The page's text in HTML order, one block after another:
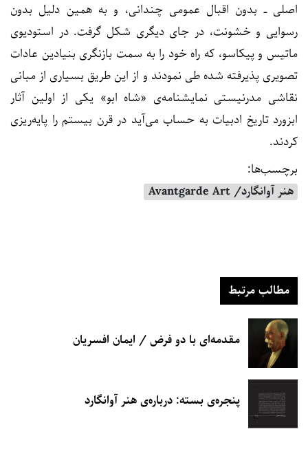
اصلی ــ بدون اقبال عمومی چندانی، و به همین دلیل بدون
رسوایی و خشونت، در جای دیگری شکل گرفت. در استودیوی
ماتیس و پیکاسو، که راه خود را به سمت بازنگری بنیادین عادات
تصویری پذیرفته شده طی نمودند و از این طریق بسیاری از مبانی
نقاشی مدرنیستی نمایشنامه‌ی «شاه ابو» یکی از اولین آثار
ابزورد تاریخ ادبیات به حساب می‌آید در قرن بیستم را پایه‌ریزی
کردند.
برچسب‌ها:
هنر آوانگارد/ Avantgarde Art
مطالب مرتبط
مقدمه‌ای با دو فرض / ایمان افسریان
پنجره‌ی بسته: درباره‌ی هنر آوانگارد